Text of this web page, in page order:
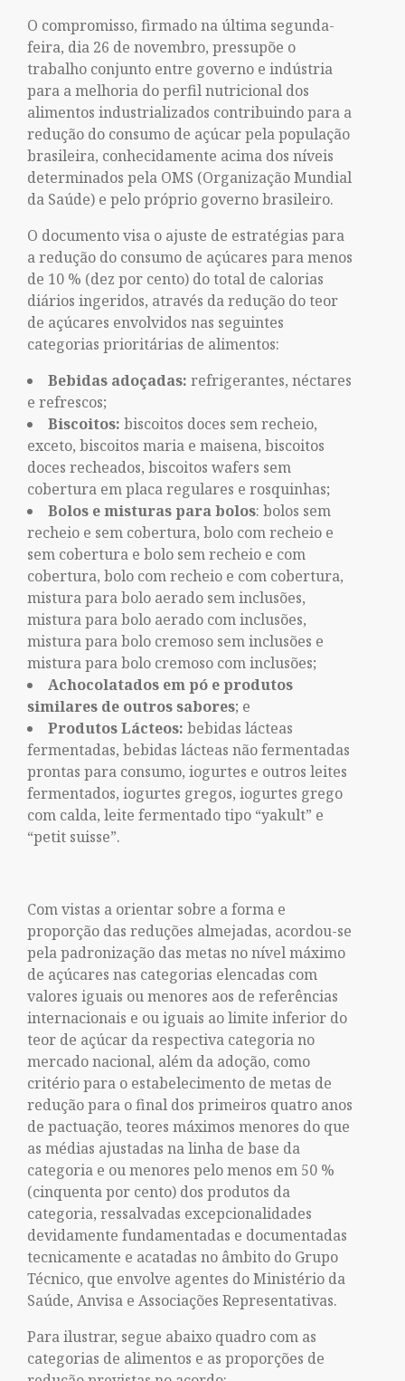
O compromisso, firmado na última segunda-
feira, dia 26 de novembro, pressupõe o
trabalho conjunto entre governo e indústria
para a melhoria do perfil nutricional dos
alimentos industrializados contribuindo para a
redução do consumo de açúcar pela população
brasileira, conhecidamente acima dos níveis
determinados pela OMS (Organização Mundial
da Saúde) e pelo próprio governo brasileiro.
O documento visa o ajuste de estratégias para
a redução do consumo de açúcares para menos
de 10 % (dez por cento) do total de calorias
diários ingeridos, através da redução do teor
de açúcares envolvidos nas seguintes
categorias prioritárias de alimentos:
Bebidas adoçadas: refrigerantes, néctares
e refrescos;
Biscoitos: biscoitos doces sem recheio,
exceto, biscoitos maria e maisena, biscoitos
doces recheados, biscoitos wafers sem
cobertura em placa regulares e rosquinhas;
Bolos e misturas para bolos: bolos sem
recheio e sem cobertura, bolo com recheio e
sem cobertura e bolo sem recheio e com
cobertura, bolo com recheio e com cobertura,
mistura para bolo aerado sem inclusões,
mistura para bolo aerado com inclusões,
mistura para bolo cremoso sem inclusões e
mistura para bolo cremoso com inclusões;
Achocolatados em pó e produtos
similares de outros sabores; e
Produtos Lácteos: bebidas lácteas
fermentadas, bebidas lácteas não fermentadas
prontas para consumo, iogurtes e outros leites
fermentados, iogurtes gregos, iogurtes grego
com calda, leite fermentado tipo “yakult” e
“petit suisse”.
Com vistas a orientar sobre a forma e
proporção das reduções almejadas, acordou-se
pela padronização das metas no nível máximo
de açúcares nas categorias elencadas com
valores iguais ou menores aos de referências
internacionais e ou iguais ao limite inferior do
teor de açúcar da respectiva categoria no
mercado nacional, além da adoção, como
critério para o estabelecimento de metas de
redução para o final dos primeiros quatro anos
de pactuação, teores máximos menores do que
as médias ajustadas na linha de base da
categoria e ou menores pelo menos em 50 %
(cinquenta por cento) dos produtos da
categoria, ressalvadas excepcionalidades
devidamente fundamentadas e documentadas
tecnicamente e acatadas no âmbito do Grupo
Técnico, que envolve agentes do Ministério da
Saúde, Anvisa e Associações Representativas.
Para ilustrar, segue abaixo quadro com as
categorias de alimentos e as proporções de